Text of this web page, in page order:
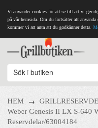
Vi använder cookies för att se till att vi ger
på vår hemsida. Om du fortsätter att använda
kommer vi att anta att du godkänner detta.
HEM →
Weber Genesis II LX S-640
Reservdelar/63004184